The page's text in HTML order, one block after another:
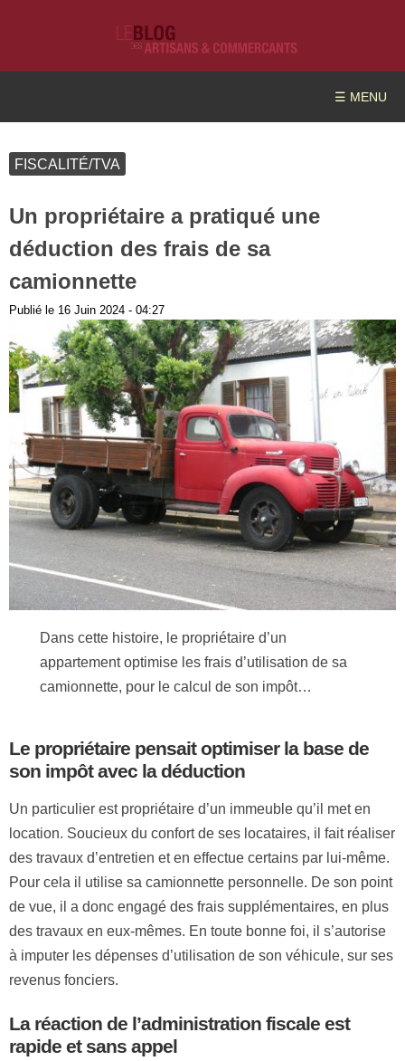
☰ MENU
FISCALITÉ/TVA
Un propriétaire a pratiqué une
déduction des frais de sa
camionnette
Publié le 16 Juin 2024 - 04:27
Dans cette histoire, le propriétaire d’un
appartement optimise les frais d’utilisation de sa
camionnette, pour le calcul de son impôt…
Le propriétaire pensait optimiser la base de
son impôt avec la déduction
Un particulier est propriétaire d’un immeuble qu’il met en
location. Soucieux du confort de ses locataires, il fait réaliser
des travaux d’entretien et en effectue certains par lui-même.
Pour cela il utilise sa camionnette personnelle. De son point
de vue, il a donc engagé des frais supplémentaires, en plus
des travaux en eux-mêmes. En toute bonne foi, il s’autorise
à imputer les dépenses d’utilisation de son véhicule, sur ses
revenus fonciers.
La réaction de l’administration fiscale est
rapide et sans appel